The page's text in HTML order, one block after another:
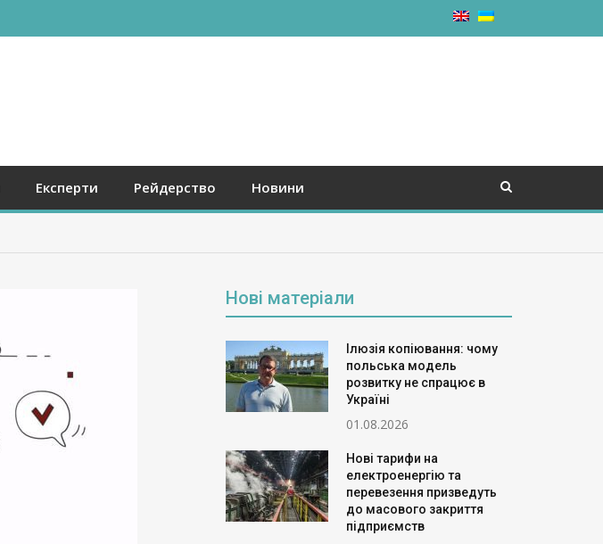
Експерти Рейдерство Новини
Нові матеріали
Ілюзія копіювання: чому
польська модель
розвитку не спрацює в
Україні
01.08.2026
Нові тарифи на
електроенергію та
перевезення призведуть
до масового закриття
підприємств